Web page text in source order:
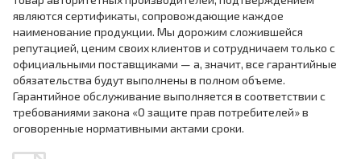
являются сертификаты, сопровождающие каждое
наименование продукции. Мы дорожим сложившейся
репутацией, ценим своих клиентов и сотрудничаем только с
официальными поставщиками — а, значит, все гарантийные
обязательства будут выполнены в полном объеме.
Гарантийное обслуживание выполняется в соответствии с
требованиями закона «О защите прав потребителей» в
оговоренные нормативными актами сроки.